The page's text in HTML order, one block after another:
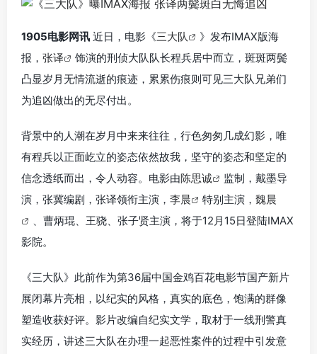
1905电影网讯 近日，电影《三大队
》发布IMAX版海
报， 张译
饰演的刑侦大队队长程兵居中而立，斑斑两鬓
凸显岁月无情流逝的痕迹，累累伤痕则可见三大队兄弟们
为追凶做出的无尽付出。
背景中的人潮在岁月中来来往往，行色匆匆几成幻影，唯
有程兵以正面屹立的姿态依然故我，坚守的姿态和坚定的
信念透纸而出，令人动容。电影由陈思诚
监制，戴墨导
演，张冀编剧，张译领衔主演， 李晨 特别主演， 魏晨
、曹炳琨、王骁、张子贤主演，将于12月15日登陆IMAX
影院。
《三大队》此前作为第36届中国金鸡百花电影节国产新片
展闭幕片亮相，以纪实的风格，真实的底色，饱满的群像
塑造收获好评。影片改编自纪实文学，取材于一线刑警真
实经历，讲述三大队在办理一起恶性案件的过程中引发意